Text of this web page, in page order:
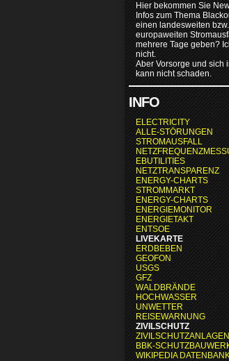
Hier bekommen Sie
Infos zum Thema
einen landesweiten bzw.
europaweiten
mehrere Tage geben?
nicht.
Aber Vorsorge und sich
kann nicht schaden.
INFO
ELECTRICITY
ALLE-STÖRUNGEN
STROMAUSFALL
EBUTILITIES
NETZTRANSPARENZ
ENERGY-CHARTS
STROMMARKT
ENERGY-CHARTS
ENERGIEMONITOR
ENERGIETAKT
ENTSOE
LIVEKARTE
ERDBEBEN
GEOFON
USGS
GFZ
WALDBRÄNDE
HOCHWASSER
UNWETTER
REISEWARNUNG
ZIVILSCHUTZ
ZIVILSCHUTZANLAGEN
BBK-
WIKIPEDIA